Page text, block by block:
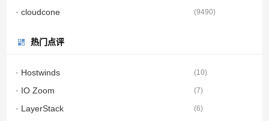
· cloudcone (9490)
热门点评
· Hostwinds (10)
· IO Zoom (7)
· LayerStack (6)